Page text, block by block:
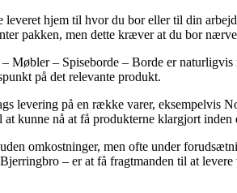
hjem til hvor du bor eller til din
pakken, men dette kræver at du bor
Møbler – Spiseborde – Borde er
på det relevante produkt.
levering på en række varer, eksempelvis
kunne nå at få produkterne klargjort inden
omkostninger, men ofte under
– er at få fragtmanden til at levere